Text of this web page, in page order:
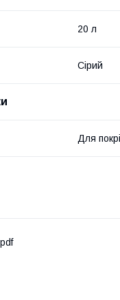
20 л
Сірий
Для